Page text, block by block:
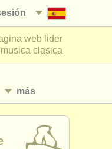
web lider
clasica
más